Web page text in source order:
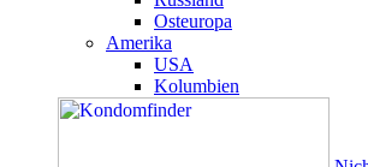
Osteuropa
Amerika
USA
Kolumbien